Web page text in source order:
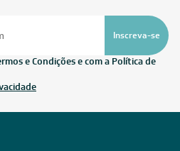
Inscreva-se
e Condições e com a Política de